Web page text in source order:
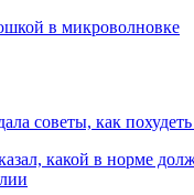
в микроволновке
советы, как
какой в норме